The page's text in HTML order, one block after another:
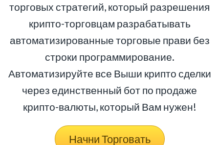
торговых стратегий, который разрешения
крипто-торговцам разрабатывать
автоматизированные торговые прави без
строки программирование.
Автоматизируйте все Выши крипто сделки
через единственный бот по продаже
крипто-валюты, который Вам нужен!
Начни Торговать